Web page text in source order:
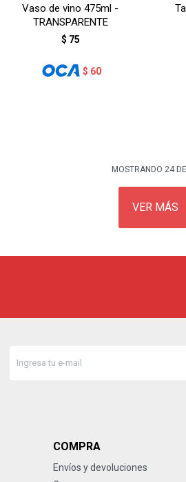
Vaso de vino 475ml -
TRANSPARENTE
$ 75
$ 60
MOSTRANDO 24DE
VER MÁS
COMPRA
Envíos y devoluciones